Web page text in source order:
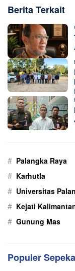
Berita Terkait
# Palangka Raya
# Karhutla
# Universitas
# Kejati
# Gunung Mas
Populer